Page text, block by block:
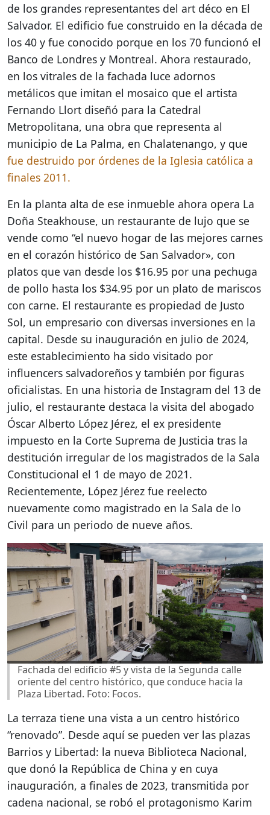
de los grandes representantes del art déco en El
Salvador. El edificio fue construido en la década de
los 40 y fue conocido porque en los 70 funcionó el
Banco de Londres y Montreal. Ahora restaurado,
en los vitrales de la fachada luce adornos
metálicos que imitan el mosaico que el artista
Fernando Llort diseñó para la Catedral
Metropolitana, una obra que representa al
municipio de La Palma, en Chalatenango, y que
fue destruido por órdenes de la Iglesia católica a
finales 2011.
En la planta alta de ese inmueble ahora opera La
Doña Steakhouse, un restaurante de lujo que se
vende como “el nuevo hogar de las mejores carnes
en el corazón histórico de San Salvador», con
platos que van desde los $16.95 por una pechuga
de pollo hasta los $34.95 por un plato de mariscos
con carne. El restaurante es propiedad de Justo
Sol, un empresario con diversas inversiones en la
capital. Desde su inauguración en julio de 2024,
este establecimiento ha sido visitado por
influencers salvadoreños y también por figuras
oficialistas. En una historia de Instagram del 13 de
julio, el restaurante destaca la visita del abogado
Óscar Alberto López Jérez, el ex presidente
impuesto en la Corte Suprema de Justicia tras la
destitución irregular de los magistrados de la Sala
Constitucional el 1 de mayo de 2021.
Recientemente, López Jérez fue reelecto
nuevamente como magistrado en la Sala de lo
Civil para un periodo de nueve años.
Fachada del edificio #5 y vista de la Segunda calle
oriente del centro histórico, que conduce hacia la
Plaza Libertad. Foto: Focos.
La terraza tiene una vista a un centro histórico
“renovado”. Desde aquí se pueden ver las plazas
Barrios y Libertad: la nueva Biblioteca Nacional,
que donó la República de China y en cuya
inauguración, a finales de 2023, transmitida por
cadena nacional, se robó el protagonismo Karim